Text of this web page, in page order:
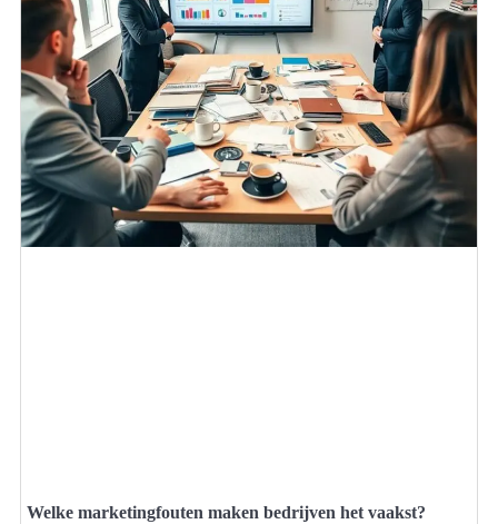
Welke marketingfouten maken bedrijven het vaakst?